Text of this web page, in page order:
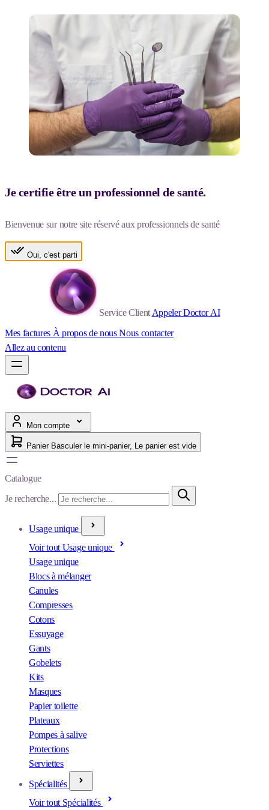
Je certifie être un professionnel de santé.
Bienvenue sur notre site réservé aux professionnels de santé
Oui, c'est parti
Service Client Appeler Doctor AI
Mes factures À propos de nousNous contacter
Allez au contenu
Mon compte
Panier Basculer le mini-panier, Le panier est vide
Catalogue
Je recherche...
Usage unique
Voir tout Usage unique
Usage unique
Blocs à mélanger
Canules
Compresses
Cotons
Essuyage
Gants
Gobelets
Kits
Masques
Papier toilette
Plateaux
Pompes à salive
Protections
Serviettes
Spécialités
Voir tout Spécialités